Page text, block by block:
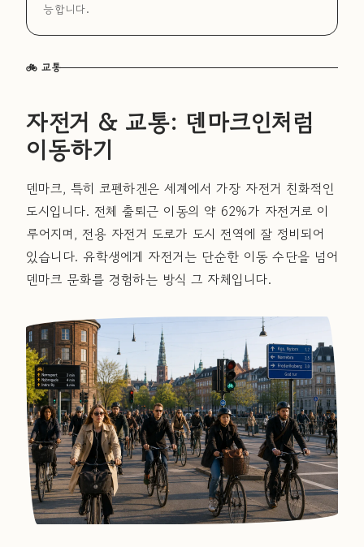
능합니다.
🚲 교통
자전거 & 교통: 덴마크인처럼
이동하기
덴마크, 특히 코펜하겐은 세계에서 가장 자전거 친화적인
도시입니다. 전체 출퇴근 이동의 약 62%가 자전거로 이
루어지며, 전용 자전거 도로가 도시 전역에 잘 정비되어
있습니다. 유학생에게 자전거는 단순한 이동 수단을 넘어
덴마크 문화를 경험하는 방식 그 자체입니다.